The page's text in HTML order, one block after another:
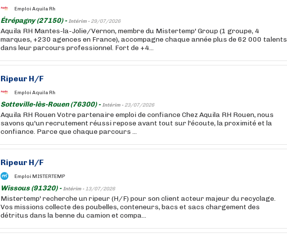
Emploi Aquila Rh
Étrépagny (27150) -Intérim - 29/07/2026
Aquila RH Mantes-la-Jolie/Vernon, membre du Mistertemp' Group (1 groupe, 4
marques, +230 agences en France), accompagne chaque année plus de 62 000 talents
dans leur parcours professionnel. Fort de +4...
Ripeur H/F
Emploi Aquila Rh
Sotteville-lès-Rouen (76300) -Intérim - 23/07/2026
Aquila RH Rouen Votre partenaire emploi de confiance Chez Aquila RH Rouen, nous
savons qu'un recrutement réussi repose avant tout sur l'écoute, la proximité et la
confiance. Parce que chaque parcours ...
Ripeur H/F
Emploi MISTERTEMP
Wissous (91320) -Intérim - 13/07/2026
Mistertemp' recherche un ripeur (H/F) pour son client acteur majeur du recyclage.
Vos missions collecte des poubelles, conteneurs, bacs et sacs chargement des
détritus dans la benne du camion et compa...